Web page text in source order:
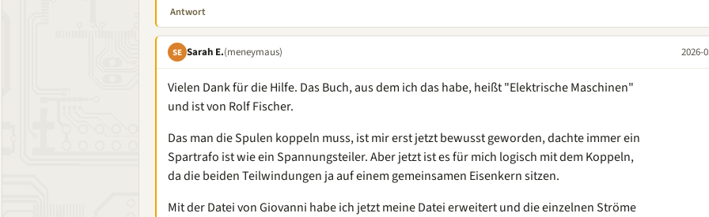
Antwort
SE Sarah E.(meneymaus) 2026-
Vielen Dank für die Hilfe. Das Buch, aus dem ich das habe, heißt "Elektrische Maschinen"
und ist von Rolf Fischer.
Das man die Spulen koppeln muss, ist mir erst jetzt bewusst geworden, dachte immer ein
Spartrafo ist wie ein Spannungsteiler. Aber jetzt ist es für mich logisch mit dem Koppeln,
da die beiden Teilwindungen ja auf einem gemeinsamen Eisenkern sitzen.
Mit der Datei von Giovanni habe ich jetzt meine Datei erweitert und die einzelnen Ströme